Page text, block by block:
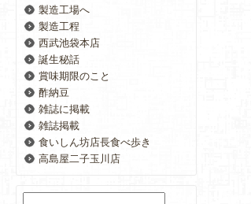
製造工場へ
製造工程
西武池袋本店
誕生秘話
賞味期限のこと
酢納豆
雑誌に掲載
雑誌掲載
食いしん坊店長食べ歩き
高島屋二子玉川店